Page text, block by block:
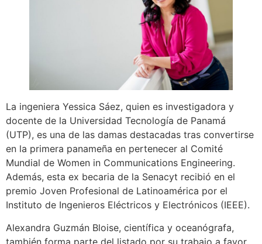
La ingeniera Yessica Sáez, quien es investigadora y
docente de la Universidad Tecnología de Panamá
(UTP), es una de las damas destacadas tras convertirse
en la primera panameña en pertenecer al Comité
Mundial de Women in Communications Engineering.
Además, esta ex becaria de la Senacyt recibió en el
premio Joven Profesional de Latinoamérica por el
Instituto de Ingenieros Eléctricos y Electrónicos (IEEE).
Alexandra Guzmán Bloise, científica y oceanógrafa,
también forma parte del listado por su trabajo a favor